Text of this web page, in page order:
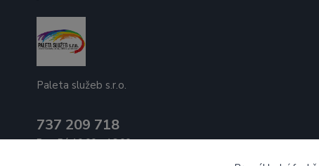
Paleta služeb s.r.o.
737 209 718
Po - Pá 10:00 - 16:00